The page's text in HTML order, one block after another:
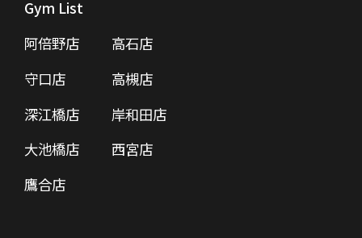
Gym List
阿倍野店
守口店
深江橋店
大池橋店
鷹合店
高石店
高槻店
岸和田店
西宮店